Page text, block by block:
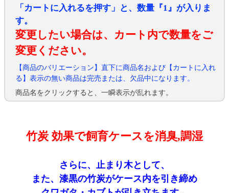
「カートに入れるを押す」と、数量『1』が入りま
す。
変更したい場合は、カート内で数量をご
変更ください。
【商品のバリエーション】直下に商品名および【カートに入れ
る】表示の無い商品は完売または、欠品中になります。
商品名をクリックすると、一瞬表示が乱れます。
竹炭 効果で飼育ケースを消臭,調湿
さらに、止まり木として、
また、漆黒の竹炭がケース内を引き締め